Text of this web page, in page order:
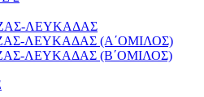
ΛΕΥΚΑΔΑΣ
ΛΕΥΚΑΔΑΣ (Α΄ΟΜΙΛΟΣ)
ΛΕΥΚΑΔΑΣ (Β΄ΟΜΙΛΟΣ)